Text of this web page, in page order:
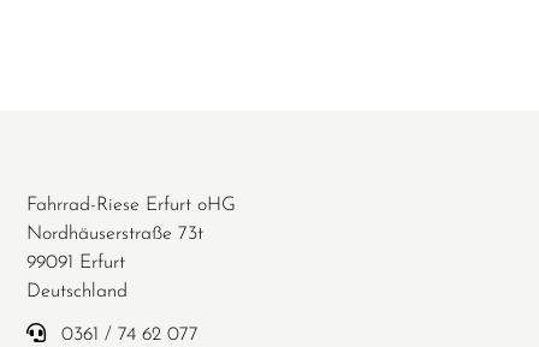
Fahrrad-Riese Erfurt oHG
Nordhäuserstraße 73t
99091 Erfurt
Deutschland
0361 / 74 62 077